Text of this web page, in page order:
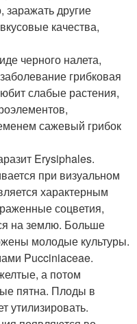
заражать другие
качества,
черного налета,
грибковая
слабые растения,
сажевый грибок
Erysiphales.
при визуальном
характерным
соцветия,
на землю. Больше
молодые культуры.
Pucciniaceae.
а потом
пятна. Плоды в
утилизировать.